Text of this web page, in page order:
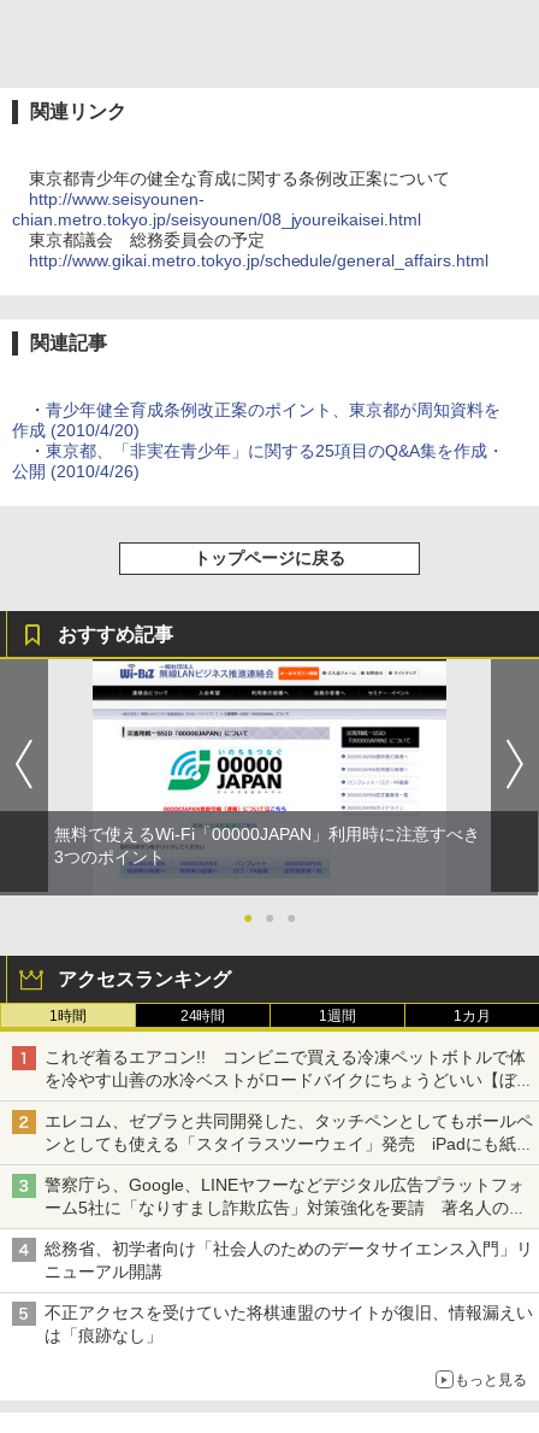
関連リンク
東京都青少年の健全な育成に関する条例改正案について
http://www.seisyounen-
chian.metro.tokyo.jp/seisyounen/08_jyoureikaisei.html
東京都議会 総務委員会の予定
http://www.gikai.metro.tokyo.jp/schedule/general_affairs.html
関連記事
・ 青少年健全育成条例改正案のポイント、東京都が周知資料を
作成 (2010/4/20)
・ 東京都、「非実在青少年」に関する25項目のQ&A集を作成・
公開 (2010/4/26)
トップページに戻る
おすすめ記事
無料で使えるWi-Fi「00000JAPAN」利用時に注意すべき
3つのポイント
● ● ●
アクセスランキング
1時間 24時間 1週間 1カ月
これぞ着るエアコン!! コンビニで買える冷凍ペットボトルで体
を冷やす山善の水冷ベストがロードバイクにちょうどいい【ぼっ
ち・ざ・ろーど！その14】【空いた時間でなにしてる？】
エレコム、ゼブラと共同開発した、タッチペンとしてもボールペ
ンとしても使える「スタイラスツーウェイ」発売 iPadにも紙に
も、持ち替えずに書き込める
警察庁ら、Google、LINEヤフーなどデジタル広告プラットフォ
ーム5社に「なりすまし詐欺広告」対策強化を要請 著名人の写
真や映像を使った投資詐欺などへの対策として
総務省、初学者向け「社会人のためのデータサイエンス入門」リ
ニューアル開講
不正アクセスを受けていた将棋連盟のサイトが復旧、情報漏えい
は「痕跡なし」
もっと見る